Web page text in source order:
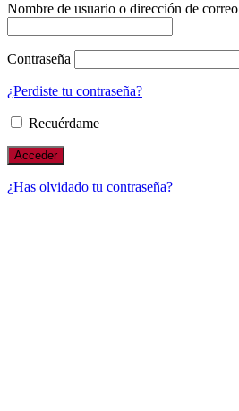
Nombre de usuario o dirección de correo
Contraseña
¿Perdiste tu contraseña?
Recuérdame
¿Has olvidado tu contraseña?